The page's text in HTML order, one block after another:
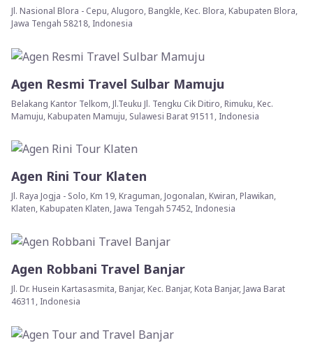
Jl. Nasional Blora - Cepu, Alugoro, Bangkle, Kec. Blora, Kabupaten Blora,
Jawa Tengah 58218, Indonesia
Agen Resmi Travel Sulbar Mamuju
Belakang Kantor Telkom, Jl.Teuku Jl. Tengku Cik Ditiro, Rimuku, Kec.
Mamuju, Kabupaten Mamuju, Sulawesi Barat 91511, Indonesia
Agen Rini Tour Klaten
Jl. Raya Jogja - Solo, Km 19, Kraguman, Jogonalan, Kwiran, Plawikan,
Klaten, Kabupaten Klaten, Jawa Tengah 57452, Indonesia
Agen Robbani Travel Banjar
Jl. Dr. Husein Kartasasmita, Banjar, Kec. Banjar, Kota Banjar, Jawa Barat
46311, Indonesia